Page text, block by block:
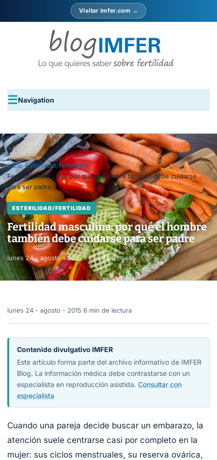
Visitar imfer.com →
Navigation
Inicio›Esterilidad/Fertilidad›
Fertilidad masculina: por qué el hombre también debe cuidarse
para ser padre
ESTERILIDAD/FERTILIDAD
Fertilidad masculina: por qué el hombre
también debe cuidarse para ser padre
lunes 24 - agosto - 2015·6 min de lectura
lunes 24 - agosto - 2015·6 min de lectura
Contenido divulgativo IMFER
Este artículo forma parte del archivo informativo de IMFER
Blog. La información médica debe contrastarse con un
especialista en reproducción asistida. Consultar con
especialista
Cuando una pareja decide buscar un embarazo, la
atención suele centrarse casi por completo en la
mujer: sus ciclos menstruales, su reserva ovárica,